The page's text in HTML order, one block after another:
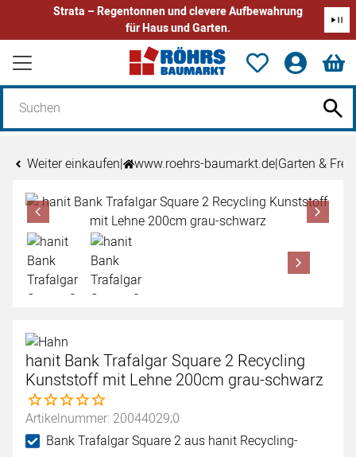
Strata – Regentonnen und clevere Aufbewahrung
für Haus und Garten.
Zum Hauptinhalt springen
Weiter einkaufen| www.roehrs-baumarkt.de|Garten &
Produktgalerie
Zur Kaufbox springen
hanit Bank Trafalgar Square 2 Recycling
Kunststoff mit Lehne 200cm grau-schwarz
Noch keine Bewertungen abgegeben
Artikelnummer: 20044029;0
Bank Trafalgar Square 2 aus hanit Recycling-